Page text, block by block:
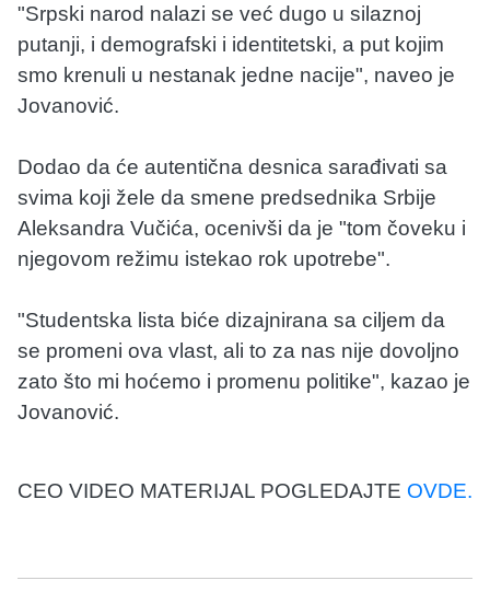
"Srpski narod nalazi se već dugo u silaznoj
putanji, i demografski i identitetski, a put kojim
smo krenuli u nestanak jedne nacije", naveo je
Jovanović.
Dodao da će autentična desnica sarađivati sa
svima koji žele da smene predsednika Srbije
Aleksandra Vučića, ocenivši da je "tom čoveku i
njegovom režimu istekao rok upotrebe".
"Studentska lista biće dizajnirana sa ciljem da
se promeni ova vlast, ali to za nas nije dovoljno
zato što mi hoćemo i promenu politike", kazao je
Jovanović.
CEO VIDEO MATERIJAL POGLEDAJTE OVDE.